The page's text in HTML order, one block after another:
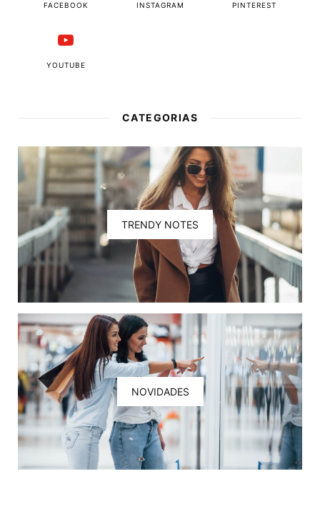
FACEBOOK INSTAGRAM PINTEREST
YOUTUBE
CATEGORIAS
TRENDY NOTES
NOVIDADES